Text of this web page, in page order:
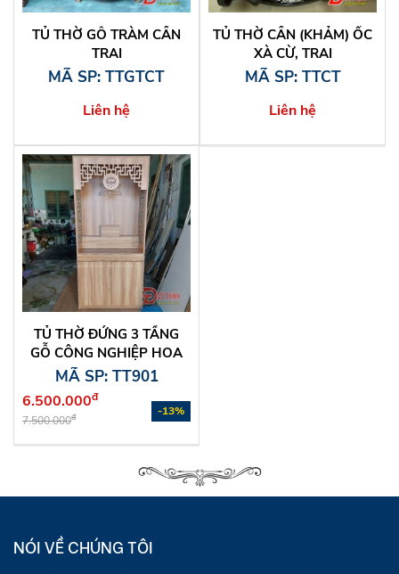
TỦ THỜ GỖ TRÀM CẨN
TRAI
MÃ SP: TTGTCT
Liên hệ
TỦ THỜ CẨN (KHẢM) ỐC
XÀ CỪ, TRAI
MÃ SP: TTCT
Liên hệ
TỦ THỜ ĐỨNG 3 TẦNG
GỖ CÔNG NGHIỆP HOA
VĂN SANG TRỌNG CHO
CHUNG CƯ
MÃ SP: TT901
6.500.000đ
7.500.000đ -13%
NÓI VỀ CHÚNG TÔI